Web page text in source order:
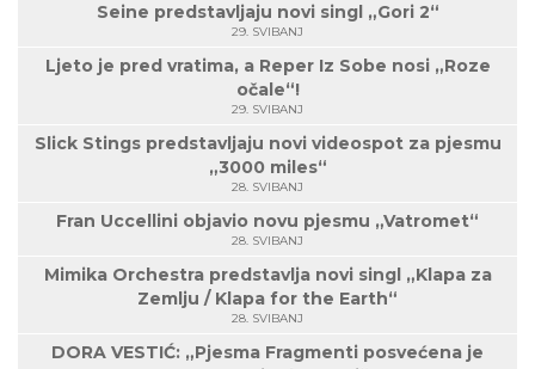
Seine predstavljaju novi singl „Gori 2“
29. SVIBANJ
Ljeto je pred vratima, a Reper Iz Sobe nosi „Roze
očale“!
29. SVIBANJ
Slick Stings predstavljaju novi videospot za pjesmu
„3000 miles“
28. SVIBANJ
Fran Uccellini objavio novu pjesmu „Vatromet“
28. SVIBANJ
Mimika Orchestra predstavlja novi singl „Klapa za
Zemlju / Klapa for the Earth“
28. SVIBANJ
DORA VESTIĆ: „Pjesma Fragmenti posvećena je